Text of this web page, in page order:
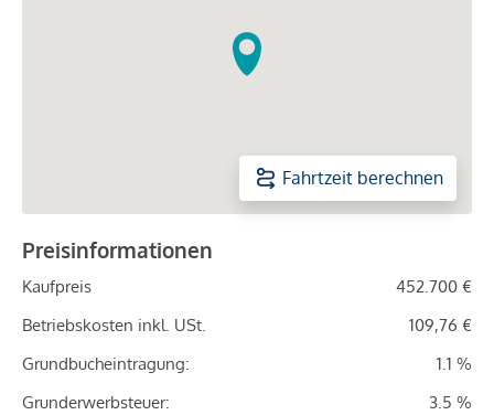
Fahrtzeit berechnen
Preisinformationen
Kaufpreis
452.700 €
Betriebskosten inkl. USt.
109,76 €
Grundbucheintragung:
1.1 %
Grunderwerbsteuer:
3.5 %